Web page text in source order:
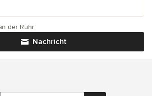
Nachricht
der Ruhr